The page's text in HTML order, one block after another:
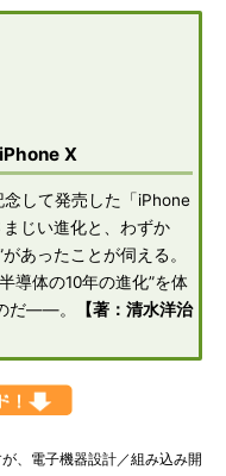
X
して発売した「iPhone
じい進化と、わずか
あったことが伺える。
導体の10年の進化”を体
だ――。
【著：清水洋治
、電子機器設計／組み込み開